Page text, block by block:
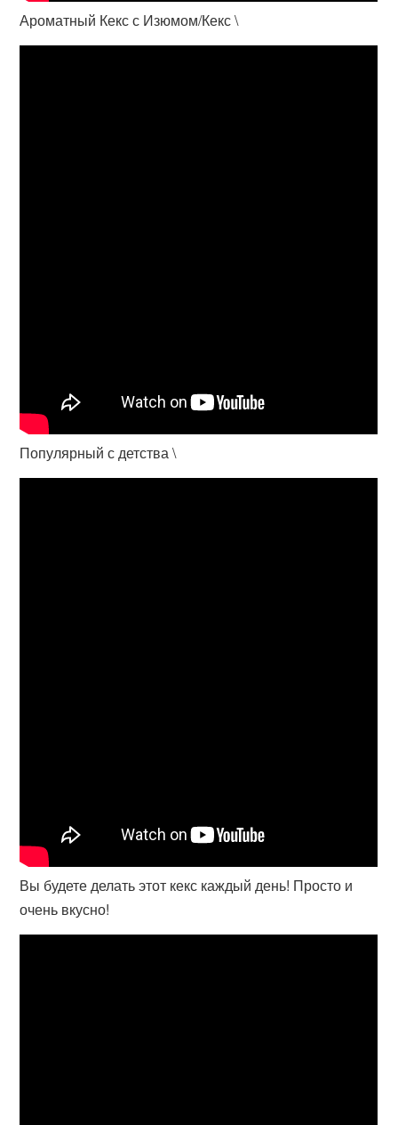
Ароматный Кекс с Изюмом/Кекс \
Популярный с детства \
Вы будете делать этот кекс каждый день! Просто и
очень вкусно!